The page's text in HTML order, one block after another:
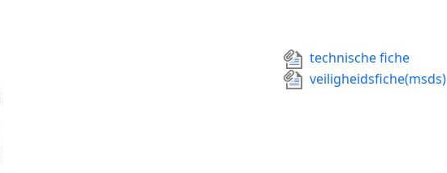
technische fiche
veiligheidsfiche(msds)